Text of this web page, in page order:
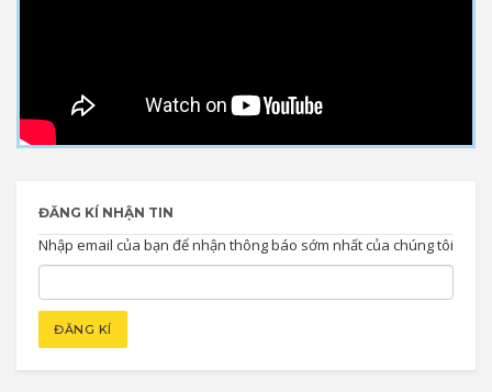
ĐĂNG KÍ NHẬN TIN
Nhập email của bạn để nhận thông báo sớm nhất của chúng tôi